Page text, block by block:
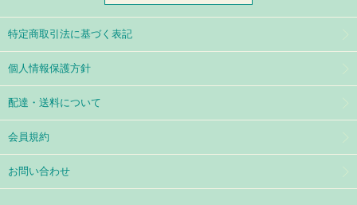
特定商取引法に基づく表記
個人情報保護方針
配達・送料について
会員規約
お問い合わせ